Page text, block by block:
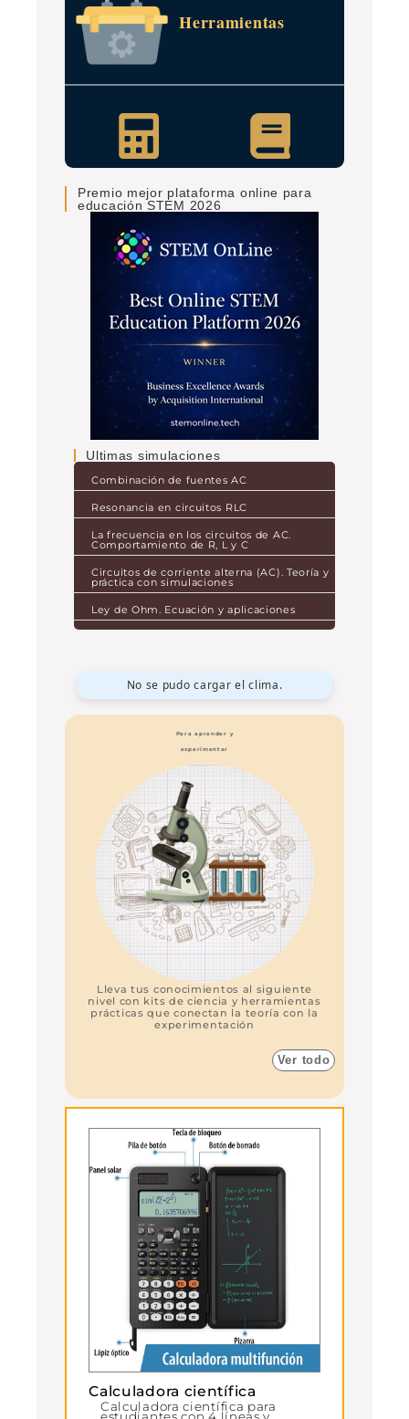
Herramientas
Premio mejor plataforma online para
educación STEM 2026
Ultimas simulaciones
Combinación de fuentes AC
Resonancia en circuitos RLC
La frecuencia en los circuitos de AC.
Comportamiento de R, L y C
Circuitos de corriente alterna (AC). Teoría y
práctica con simulaciones
Ley de Ohm. Ecuación y aplicaciones
No se pudo cargar el clima.
Para aprender y
experimentar
Lleva tus conocimientos al siguiente
nivel con kits de ciencia y herramientas
prácticas que conectan la teoría con la
experimentación
Ver todo
Calculadora científica
Calculadora científica para